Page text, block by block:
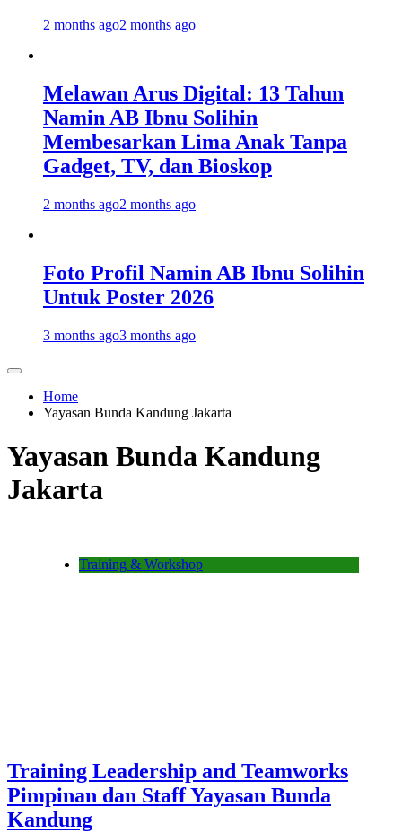
2 months ago2 months ago
Melawan Arus Digital: 13 Tahun
Namin AB Ibnu Solihin
Membesarkan Lima Anak Tanpa
Gadget, TV, dan Bioskop
2 months ago2 months ago
Foto Profil Namin AB Ibnu Solihin
Untuk Poster 2026
3 months ago3 months ago
Home
Yayasan Bunda Kandung Jakarta
Yayasan Bunda Kandung
Jakarta
Training & Workshop
Training Leadership and Teamworks
Pimpinan dan Staff Yayasan Bunda
Kandung